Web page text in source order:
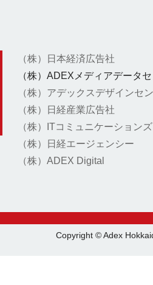
（株）日本経済広告社
（株）ADEXメディアデータ
（株）アデックスデザインセ
（株）日経産業広告社
（株）ITコミュニケーションズ
（株）日経エージェンシー
（株）ADEX Digital
Copyright © Adex